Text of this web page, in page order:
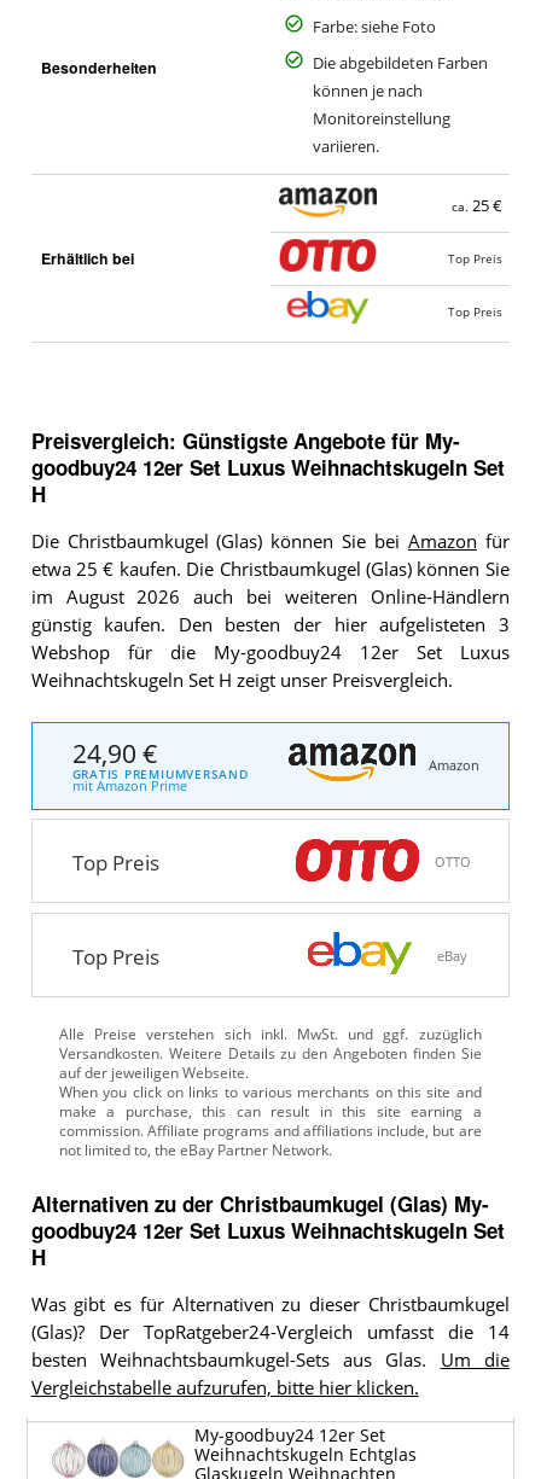
Besonderheiten
Farbe: siehe Foto
Die abgebildeten Farben
können je nach
Monitoreinstellung
variieren.
Erhältlich bei
ca. 25 €
Top Preis
Top Preis
Preisvergleich: Günstigste Angebote für My-
goodbuy24 12er Set Luxus Weihnachtskugeln Set
H
Die Christbaumkugel (Glas) können Sie bei Amazon für
etwa 25 € kaufen. Die Christbaumkugel (Glas) können Sie
im August 2026 auch bei weiteren Online-Händlern
günstig kaufen. Den besten der hier aufgelisteten 3
Webshop für die My-goodbuy24 12er Set Luxus
Weihnachtskugeln Set H zeigt unser Preisvergleich.
24,90 €
GRATIS PREMIUMVERSAND
mit Amazon Prime
Amazon
Top Preis OTTO
Top Preis eBay
Alle Preise verstehen sich inkl. MwSt. und ggf. zuzüglich
Versandkosten. Weitere Details zu den Angeboten finden Sie
auf der jeweiligen Webseite.
Alternativen zu der Christbaumkugel (Glas) My-
goodbuy24 12er Set Luxus Weihnachtskugeln Set
H
Was gibt es für Alternativen zu dieser Christbaumkugel
(Glas)? Der TopRatgeber24-Vergleich umfasst die 14
besten Weihnachtsbaumkugel-Sets aus Glas. Um die
Vergleichstabelle aufzurufen, bitte hier klicken.
My-goodbuy24 12er Set
Weihnachtskugeln Echtglas
Glaskugeln Weihnachten